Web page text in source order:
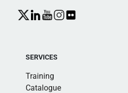
SERVICES
Training
Catalogue